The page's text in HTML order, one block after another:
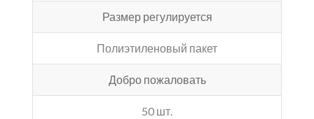
Размер регулируется
Полиэтиленовый пакет
Добро пожаловать
50 шт.